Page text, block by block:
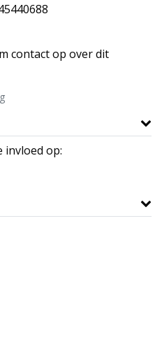
contact op over dit
invloed op: